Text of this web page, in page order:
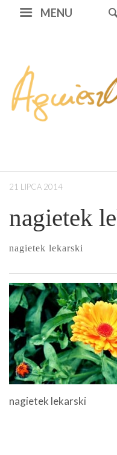
MENU
21 LIPCA 2014
nagietek
nagietek lekarski
nagietek lekarski